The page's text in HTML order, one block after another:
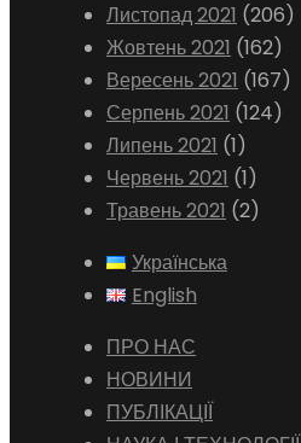
Листопад 2021 (206)
Жовтень 2021 (162)
Вересень 2021 (167)
Серпень 2021 (124)
Липень 2021 (1)
Червень 2021 (1)
Травень 2021 (2)
Українська
English
ПРО НАС
НОВИНИ
ПУБЛІКАЦІЇ